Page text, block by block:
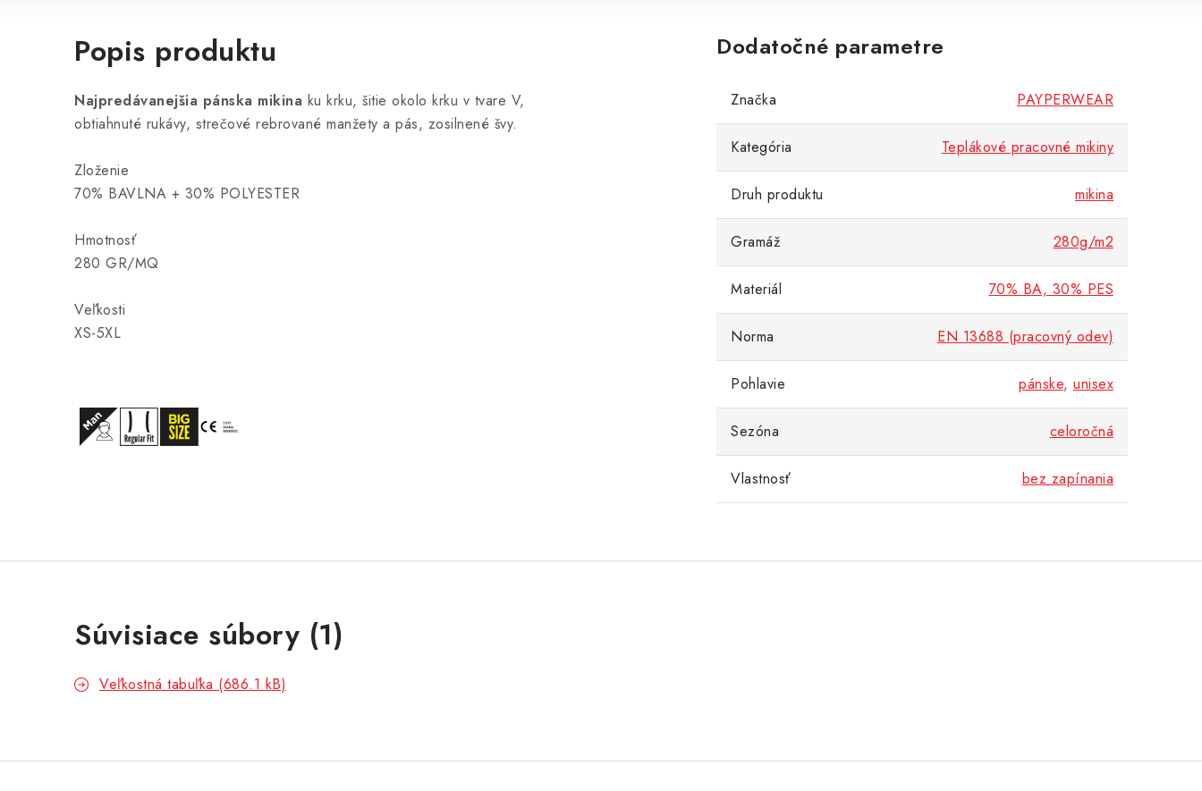
Popis produktu
Najpredávanejšia pánska mikina ku krku, šitie okolo krku v tvare V,
obtiahnuté rukávy, strečové rebrované manžety a pás, zosilnené švy.
Zloženie
70% BAVLNA + 30% POLYESTER
Hmotnosť
280 GR/MQ
Veľkosti
XS-5XL
Dodatočné parametre
Značka PAYPERWEAR
Kategória Teplákové pracovné mikiny
Druh produktu mikina
Gramáž 280g/m2
Materiál 70% BA, 30% PES
Norma EN 13688 (pracovný odev)
Pohlavie pánske, unisex
Sezóna celoročná
Vlastnosť bez zapínania
Súvisiace súbory (1)
Veľkostná tabuľka (686.1 kB)